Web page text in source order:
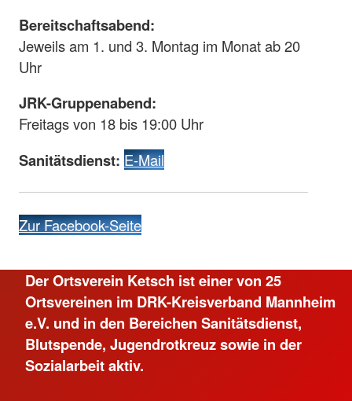
Bereitschaftsabend:
Jeweils am 1. und 3. Montag im Monat ab 20
Uhr
JRK-Gruppenabend:
Freitags von 18 bis 19:00 Uhr
Sanitätsdienst: E-Mail
Zur Facebook-Seite
Der Ortsverein Ketsch ist einer von 25
Ortsvereinen im DRK-Kreisverband Mannheim
e.V. und in den Bereichen Sanitätsdienst,
Blutspende, Jugendrotkreuz sowie in der
Sozialarbeit aktiv.